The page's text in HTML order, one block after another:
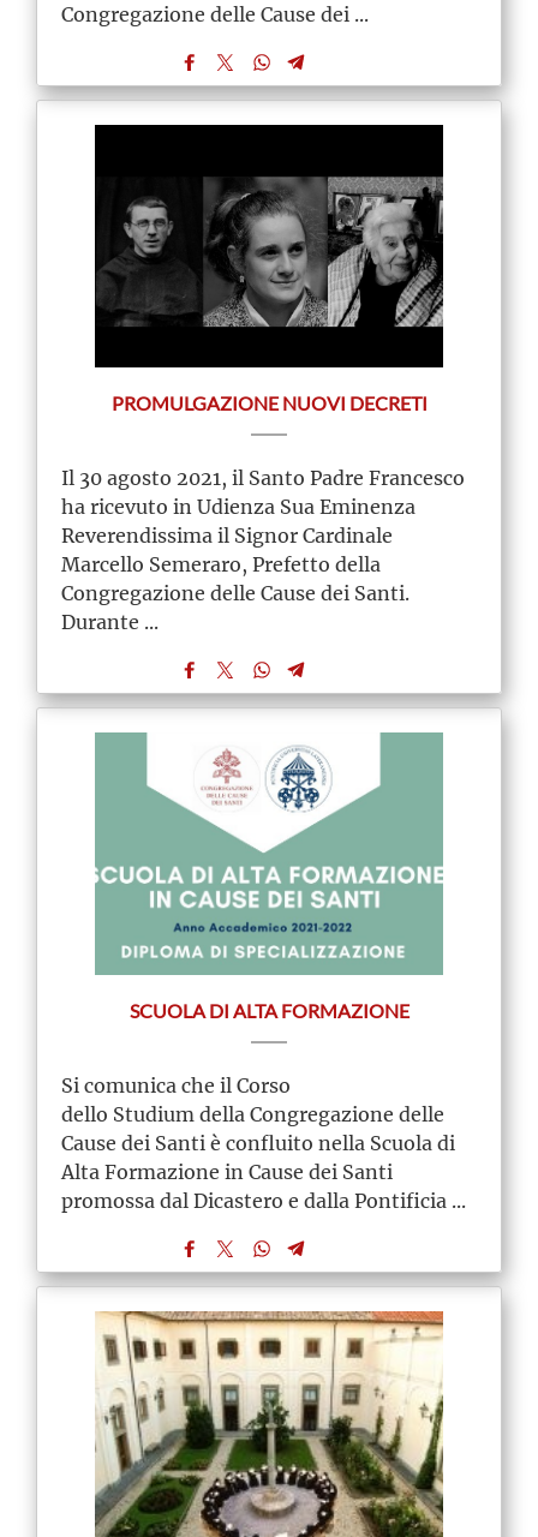
Congregazione delle Cause dei ...
PROMULGAZIONE NUOVI DECRETI
Il 30 agosto 2021, il Santo Padre Francesco
ha ricevuto in Udienza Sua Eminenza
Reverendissima il Signor Cardinale
Marcello Semeraro, Prefetto della
Congregazione delle Cause dei Santi.
Durante ...
SCUOLA DI ALTA FORMAZIONE
Si comunica che il Corso
dello Studium della Congregazione delle
Cause dei Santi è confluito nella Scuola di
Alta Formazione in Cause dei Santi
promossa dal Dicastero e dalla Pontificia ...